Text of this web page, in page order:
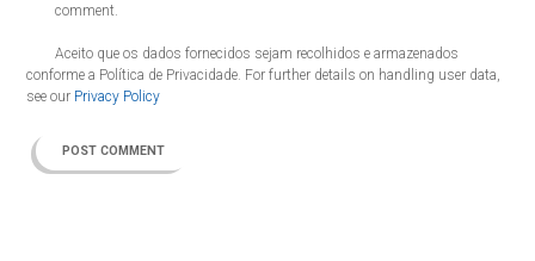
comment.
Aceito que os dados fornecidos sejam recolhidos e armazenados
conforme a Política de Privacidade. For further details on handling user data,
see our Privacy Policy